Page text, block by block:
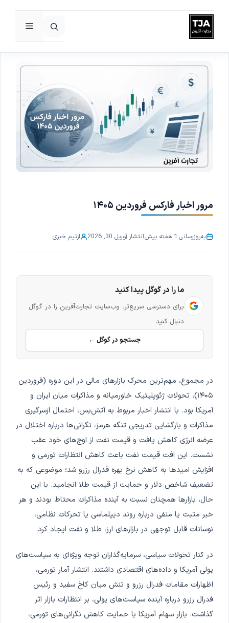
پرش
به
فهرست
مرور اخبار فارکس فروردین ۱۴۰۵
به‌روزرسانی:1 هفته پیش انتشار:آوریل 30, 2026 ازتیم خبری
ما را در گوگل پیدا کنید
برای دسترسی سریع‌تر، وب‌سایت تجارت‌آفرین را در گوگل
دنبال کنید
جستجو در گوگل ←
در مجموع، مهم‌ترین محرک بازارهای مالی در این دوره (فروردین
۱۴۰۵)، تحولات ژئوپلیتیک خاورمیانه و مذاکرات میان ایران و
آمریکا بود. با انتشار اخبار مربوط به آتش‌بس، احتمال ازسرگیری
مذاکرات و بازگشایی تدریجی تنگه هرمز، نگرانی‌ها درباره اختلال در
عرضه انرژی کاهش یافت و قیمت نفت از اوج‌های خود عقب
نشست. این افت قیمت نفت باعث کاهش انتظارات تورمی و
افزایش امیدها به کاهش نرخ بهره فدرال رزرو شد؛ موضوعی که به
تضعیف شاخص دلار و حمایت از قیمت طلا انجامید. با این
حال، بازارها همچنان نسبت به آینده مذاکرات محتاط بودند و هر
خبر مثبت یا منفی درباره روند دیپلماسی یا تحرکات نظامی،
نوسانات قابل توجهی در بازارهای ارز، طلا و نفت ایجاد کرد.
در کنار تحولات سیاسی، سرمایه‌گذاران توجه ویژه‌ای به سیاست‌های
پولی آمریکا و داده‌های اقتصادی داشتند. انتشار آمار تورمی،
اظهارات مقامات فدرال رزرو و تنش میان کاخ سفید و رئیس
فدرال رزرو درباره آینده سیاست‌های پولی، بر انتظارات بازار اثر
گذاشت. بازار سهام آمریکا با حمایت کاهش نگرانی‌های تورمی،